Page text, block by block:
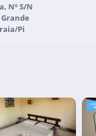
Nº S/N
Pi